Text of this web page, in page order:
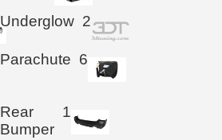
Underglow 2
Parachute 6
Rear
Bumper
1